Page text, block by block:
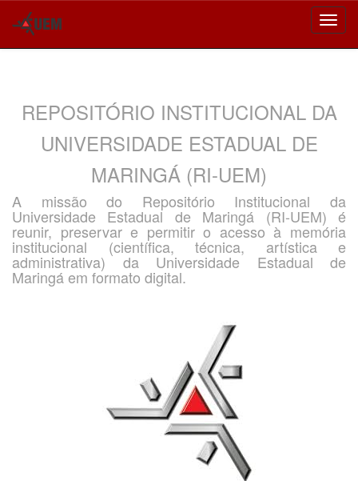
REPOSITÓRIO INSTITUCIONAL DA
UNIVERSIDADE ESTADUAL DE
MARINGÁ (RI-UEM)
A missão do Repositório Institucional da
Universidade Estadual de Maringá (RI-UEM) é
reunir, preservar e permitir o acesso à memória
institucional (científica, técnica, artística e
administrativa) da Universidade Estadual de
Maringá em formato digital.